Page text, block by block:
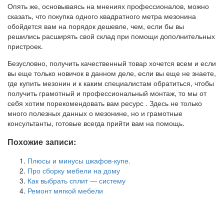
Опять же, основываясь на мнениях профессионалов, можно
сказать, что покупка одного квадратного метра мезонина
обойдется вам на порядок дешевле, чем, если бы вы
решились расширять свой склад при помощи дополнительных
пристроек.
Безусловно, получить качественный товар хочется всем и если
вы еще только новичок в данном деле, если вы еще не знаете,
где купить мезонин и к каким специалистам обратиться, чтобы
получить грамотный и профессиональный монтаж, то мы от
себя хотим порекомендовать вам ресурс . Здесь не только
много полезных данных о мезонине, но и грамотные
консультанты, готовые всегда прийти вам на помощь.
Похожие записи:
Плюсы и минусы шкафов-купе.
Про сборку мебели на дому
Как выбрать сплит — систему
Ремонт мягкой мебели